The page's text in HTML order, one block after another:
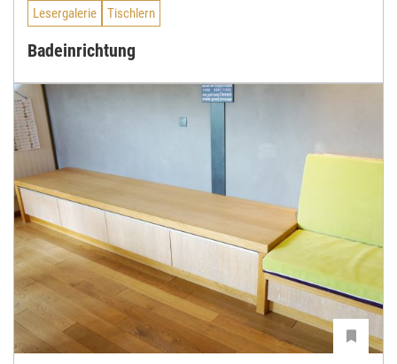
Lesergalerie Tischlern
Badeinrichtung